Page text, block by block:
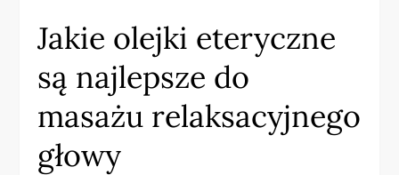
Jakie olejki eteryczne
są najlepsze do
masażu relaksacyjnego
głowy